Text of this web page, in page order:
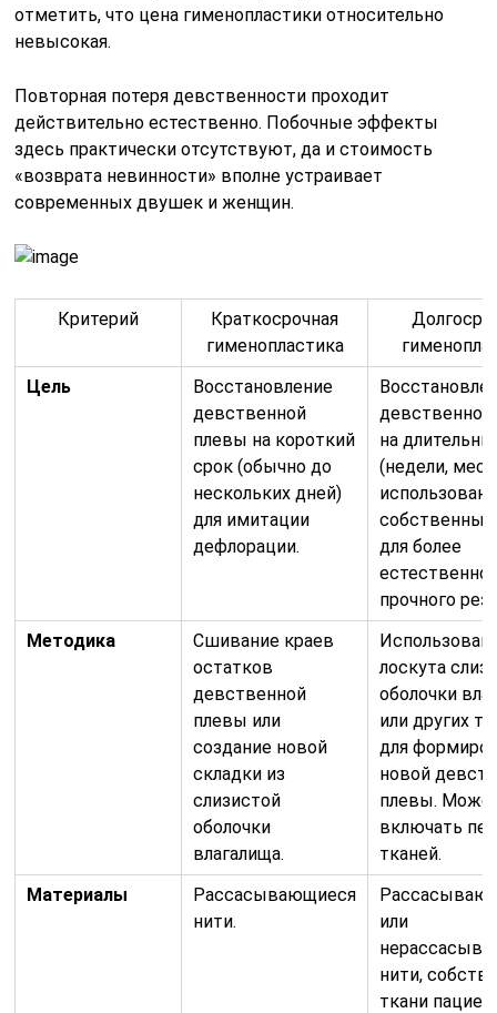
отметить, что цена гименопластики относительно
невысокая.
Повторная потеря девственности проходит
действительно естественно. Побочные эффекты
здесь практически отсутствуют, да и стоимость
«возврата невинности» вполне устраивает
современных двушек и женщин.
Критерий
Краткосрочная
гименопластика
Цель
Восстановление
девственной
плевы на короткий
срок (обычно до
нескольких дней)
для имитации
дефлорации.
на
(недели,
собственных
для более
прочного
Методика
Сшивание краев
остатков
девственной
плевы или
создание новой
складки из
слизистой
оболочки
влагалища.
лоскута
оболочки
или других
для
новой
плевы.
включать
тканей.
Материалы
Рассасывающиеся
нити.
или
нити,
ткани